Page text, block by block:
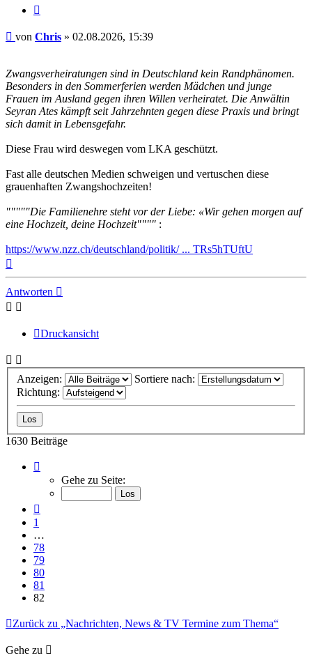
Beitrag
von Chris » 02.08.2026, 15:39
Zwangsverheiratungen sind in Deutschland kein Randphänomen.
Besonders in den Sommerferien werden Mädchen und junge
Frauen im Ausland gegen ihren Willen verheiratet. Die Anwältin
Seyran Ates kämpft seit Jahrzehnten gegen diese Praxis und bringt
sich damit in Lebensgefahr.
Diese Frau wird deswegen vom LKA geschützt.
Fast alle deutschen Medien schweigen und vertuschen diese
grauenhaften Zwangshochzeiten!
"""""Die Familienehre steht vor der Liebe: «Wir gehen morgen auf
eine Hochzeit, deine Hochzeit"""" :
https://www.nzz.ch/deutschland/politik/ ... TRs5hTUftU
Antworten
Druckansicht
Anzeigen:
Sortiere nach:
Richtung:
1630 Beiträge
82
von
Gehe zu Seite:
1
…
78
79
80
81
82
Zurück zu „Nachrichten, News & TV Termine zum Thema“
Gehe zu